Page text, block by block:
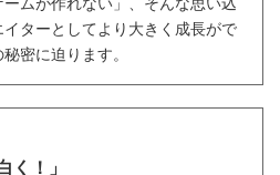
ームが作れない」、そんな思い込
ターとしてより大きく成長がで
密に迫ります。
く！」